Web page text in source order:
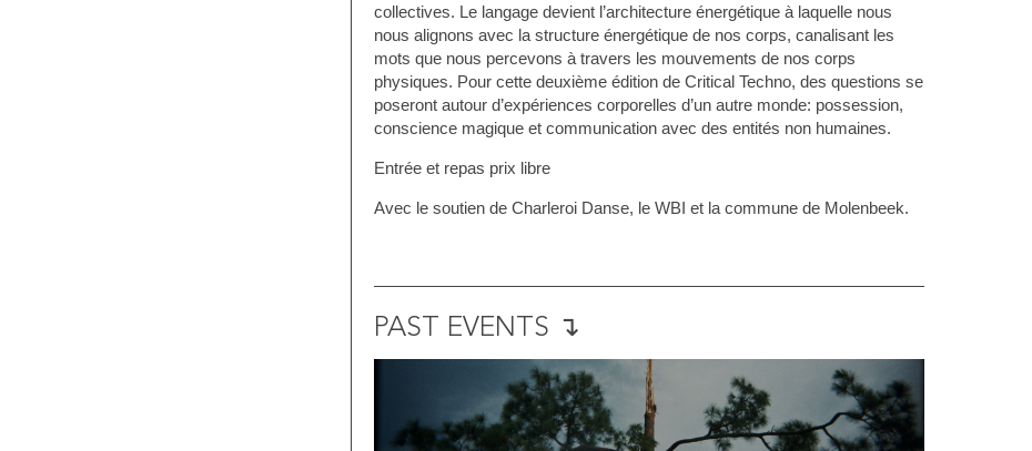
collectives. Le langage devient l’architecture énergétique à laquelle nous
nous alignons avec la structure énergétique de nos corps, canalisant les
mots que nous percevons à travers les mouvements de nos corps
physiques. Pour cette deuxième édition de Critical Techno, des questions se
poseront autour d’expériences corporelles d’un autre monde: possession,
conscience magique et communication avec des entités non humaines.
Entrée et repas prix libre
Avec le soutien de Charleroi Danse, le WBI et la commune de Molenbeek.
PAST EVENTS ↴